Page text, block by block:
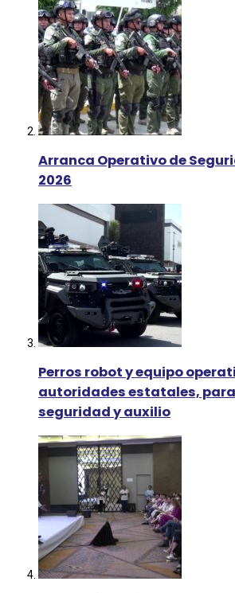
Arranca Operativo de
2026
Perros robot y equipo
autoridades estatales,
seguridad y auxilio